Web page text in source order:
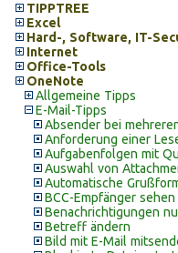
TIPPTREE
Excel
Hard-, Software, IT-
Internet
Office-Tools
OneNote
Allgemeine Tipps
E-Mail-Tipps
Absender bei
Anforderung einer
Aufgabenfolgen mit
Auswahl von
Automatische
BCC-Empfänger sehen
Benachrichtigungen
Betreff ändern
Bild mit E-Mail